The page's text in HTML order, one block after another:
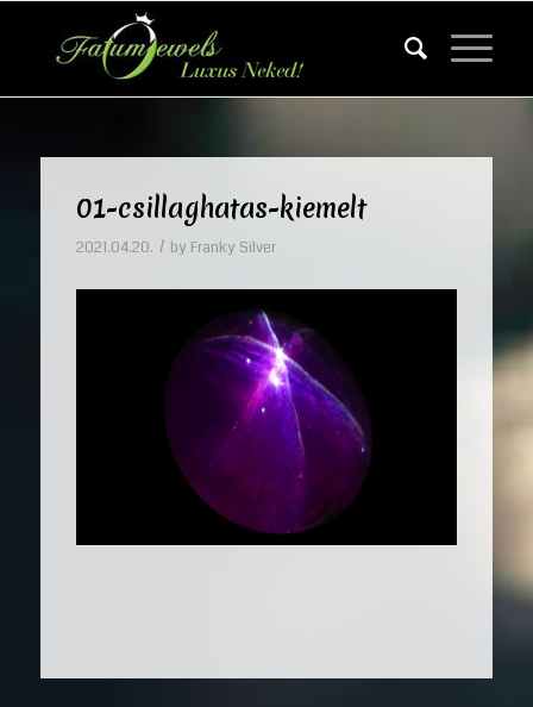
01-csillaghatas-kiemelt
2021.04.20. / by Franky Silver